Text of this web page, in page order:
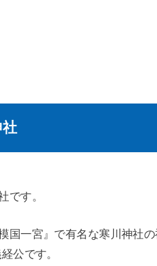
です。
国一宮』で有名な寒川神社
公です。